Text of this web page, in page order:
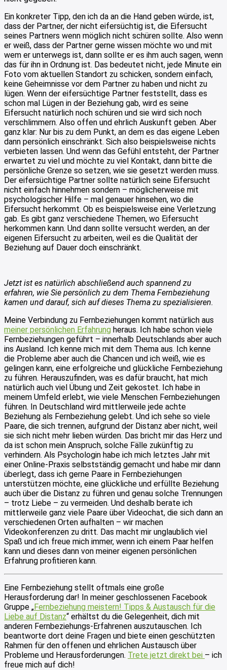
Ein konkreter Tipp, den ich da an die Hand geben würde, ist,
dass der Partner, der nicht eifersüchtig ist, die Eifersucht
seines Partners wenn möglich nicht schüren sollte. Also wenn
er weiß, dass der Partner gerne wissen möchte wo und mit
wem er unterwegs ist, dann sollte er es ihm auch sagen, wenn
das für ihn in Ordnung ist. Das bedeutet nicht, jede Minute ein
Foto vom aktuellen Standort zu schicken, sondern einfach,
keine Geheimnisse vor dem Partner zu haben und nicht zu
lügen. Wenn der eifersüchtige Partner feststellt, dass es
schon mal Lügen in der Beziehung gab, wird es seine
Eifersucht natürlich noch schüren und sie wird sich noch
verschlimmern. Also offen und ehrlich Auskunft geben. Aber
ganz klar: Nur bis zu dem Punkt, an dem es das eigene Leben
dann persönlich einschränkt. Sich also beispielsweise nichts
verbieten lassen. Und wenn das Gefühl entsteht, der Partner
erwartet zu viel und möchte zu viel Kontakt, dann bitte die
persönliche Grenze so setzen, wie sie gesetzt werden muss.
Der eifersüchtige Partner sollte natürlich seine Eifersucht
nicht einfach hinnehmen sondern – möglicherweise mit
psychologischer Hilfe – mal genauer hinsehen, wo die
Eifersucht herkommt. Ob es beispielsweise eine Verletzung
gab. Es gibt ganz verschiedene Themen, wo Eifersucht
herkommen kann. Und dann sollte versucht werden, an der
eigenen Eifersucht zu arbeiten, weil es die Qualität der
Beziehung auf Dauer doch einschränkt.
Jetzt ist es natürlich abschließend auch spannend zu
erfahren, wie Sie persönlich zu dem Thema Fernbeziehung
kamen und darauf, sich auf dieses Thema zu spezialisieren.
Meine Verbindung zu Fernbeziehungen kommt natürlich aus
meiner persönlichen Erfahrung heraus. Ich habe schon viele
Fernbeziehungen geführt – innerhalb Deutschlands aber auch
ins Ausland. Ich kenne mich mit dem Thema aus. Ich kenne
die Probleme aber auch die Chancen und ich weiß, wie es
gelingen kann, eine erfolgreiche und glückliche Fernbeziehung
zu führen. Herauszufinden, was es dafür braucht, hat mich
natürlich auch viel Übung und Zeit gekostet. Ich habe in
meinem Umfeld erlebt, wie viele Menschen Fernbeziehungen
führen. In Deutschland wird mittlerweile jede achte
Beziehung als Fernbeziehung gelebt. Und ich sehe so viele
Paare, die sich trennen, aufgrund der Distanz aber nicht, weil
sie sich nicht mehr lieben würden. Das bricht mir das Herz und
da ist schon mein Anspruch, solche Fälle zukünftig zu
verhindern. Als Psychologin habe ich mich letztes Jahr mit
einer Online-Praxis selbstständig gemacht und habe mir dann
überlegt, dass ich gerne Paare in Fernbeziehungen
unterstützen möchte, eine glückliche und erfüllte Beziehung
auch über die Distanz zu führen und genau solche Trennungen
– trotz Liebe – zu vermeiden. Und deshalb berate ich
mittlerweile ganz viele Paare über Videochat, die sich dann an
verschiedenen Orten aufhalten – wir machen
Videokonferenzen zu dritt. Das macht mir unglaublich viel
Spaß und ich freue mich immer, wenn ich einem Paar helfen
kann und dieses dann von meiner eigenen persönlichen
Erfahrung profitieren kann.
Eine Fernbeziehung stellt oftmals eine große
Herausforderung dar! In meiner geschlossenen Facebook
Gruppe „Fernbeziehung meistern! Tipps & Austausch für die
Liebe auf Distanz“ erhältst du die Gelegenheit, dich mit
anderen Fernbeziehungs-Erfahrenen auszutauschen. Ich
beantworte dort deine Fragen und biete einen geschützten
Rahmen für den offenen und ehrlichen Austausch über
Probleme und Herausforderungen. Trete jetzt direkt bei – ich
freue mich auf dich!